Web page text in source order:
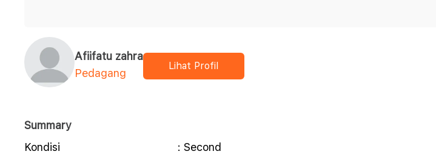
Afiifatu zahra
Pedagang
Lihat Profil
Summary
Kondisi
: Second